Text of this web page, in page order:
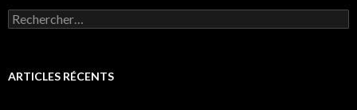
Rechercher :
ARTICLES RÉCENTS